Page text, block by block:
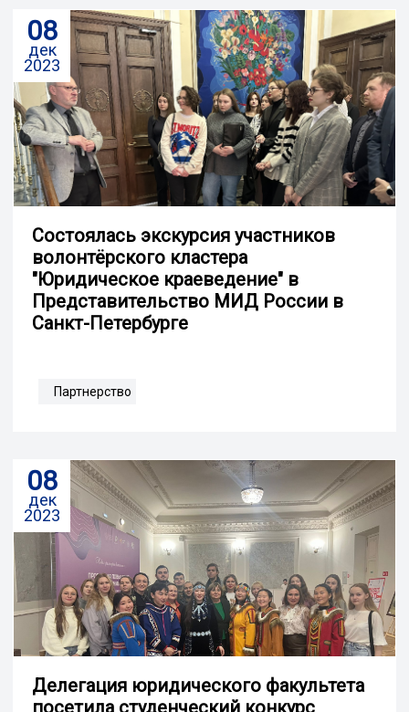
08
дек
2023
Состоялась экскурсия участников
волонтёрского кластера
"Юридическое краеведение" в
Представительство МИД России в
Санкт-Петербурге
Партнерство
08
дек
2023
Делегация юридического факультета
посетила студенческий конкурс